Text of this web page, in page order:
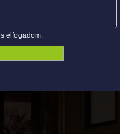
elfogadom.